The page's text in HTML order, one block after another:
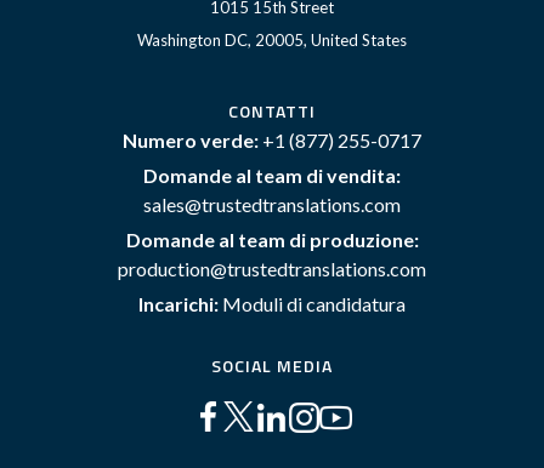
1015 15th Street
Washington DC, 20005, United States
CONTATTI
Numero verde: +1 (877) 255-0717
Domande al team di vendita:
sales@trustedtranslations.com
Domande al team di produzione:
production@trustedtranslations.com
Incarichi: Moduli di candidatura
SOCIAL MEDIA